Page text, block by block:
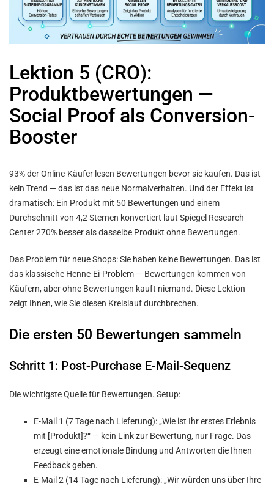
Lektion 5 (CRO):
Produktbewertungen —
Social Proof als Conversion-
Booster
93% der Online-Käufer lesen Bewertungen bevor sie kaufen. Das ist
kein Trend — das ist das neue Normalverhalten. Und der Effekt ist
dramatisch: Ein Produkt mit 50 Bewertungen und einem
Durchschnitt von 4,2 Sternen konvertiert laut Spiegel Research
Center 270% besser als dasselbe Produkt ohne Bewertungen.
Das Problem für neue Shops: Sie haben keine Bewertungen. Das ist
das klassische Henne-Ei-Problem — Bewertungen kommen von
Käufern, aber ohne Bewertungen kauft niemand. Diese Lektion
zeigt Ihnen, wie Sie diesen Kreislauf durchbrechen.
Die ersten 50 Bewertungen sammeln
Schritt 1: Post-Purchase E-Mail-Sequenz
Die wichtigste Quelle für Bewertungen. Setup:
E-Mail 1 (7 Tage nach Lieferung): „Wie ist Ihr erstes Erlebnis
mit [Produkt]?“ — kein Link zur Bewertung, nur Frage. Das
erzeugt eine emotionale Bindung und Antworten die Ihnen
Feedback geben.
E-Mail 2 (14 Tage nach Lieferung): „Wir würden uns über Ihre